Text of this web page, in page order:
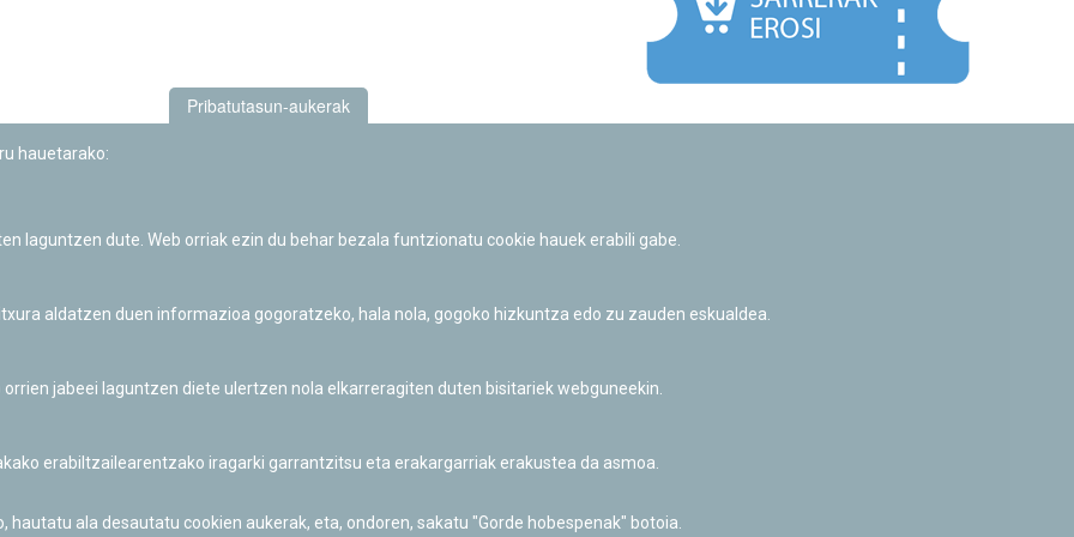
Informazio publikoa eskatzeko baimena
Pribatutasun-aukerak
hauetarako:
laguntzen dute. Web orriak ezin du behar bezala funtzionatu cookie hauek erabili gabe.
aldatzen duen informazioa gogoratzeko, hala nola, gogoko hizkuntza edo zu zauden eskualdea.
jabeei laguntzen diete ulertzen nola elkarreragiten duten bisitariek webguneekin.
erabiltzailearentzako iragarki garrantzitsu eta erakargarriak erakustea da asmoa.
ala desautatu cookien aukerak, eta, ondoren, sakatu "Gorde hobespenak" botoia.